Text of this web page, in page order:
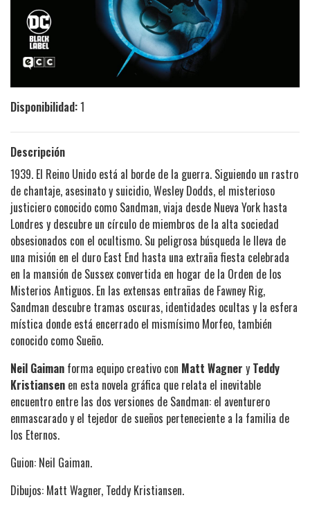
Disponibilidad:1
Descripción
1939. El Reino Unido está al borde de la guerra. Siguiendo un rastro
de chantaje, asesinato y suicidio, Wesley Dodds, el misterioso
justiciero conocido como Sandman, viaja desde Nueva York hasta
Londres y descubre un círculo de miembros de la alta sociedad
obsesionados con el ocultismo. Su peligrosa búsqueda le lleva de
una misión en el duro East End hasta una extraña fiesta celebrada
en la mansión de Sussex convertida en hogar de la Orden de los
Misterios Antiguos. En las extensas entrañas de Fawney Rig,
Sandman descubre tramas oscuras, identidades ocultas y la esfera
mística donde está encerrado el mismísimo Morfeo, también
conocido como Sueño.
Neil Gaiman forma equipo creativo con Matt Wagner y Teddy
Kristiansen en esta novela gráfica que relata el inevitable
encuentro entre las dos versiones de Sandman: el aventurero
enmascarado y el tejedor de sueños perteneciente a la familia de
los Eternos.
Guion: Neil Gaiman.
Dibujos: Matt Wagner, Teddy Kristiansen.